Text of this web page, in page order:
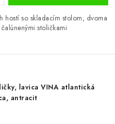
hostí so skladacím stolom, dvoma
stoličkami
lavica VINA atlantická
antracit